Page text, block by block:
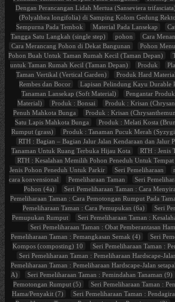
Dengan Perancangan Lidah Mertua (Sanseviera trifasciata)
(Polyalthea longifolia) di Samping Kolom Gedung
Sempurna Pada Tembok
Material Pada Lansekap
Tangga Satu Langkah (single step)
pohon
Cara
Cara Merancang Pohon di Dekat Bangunan
Pohon
Pohon Buah Untuk Taman Rumah Kecil (Taman Depan)
untuk Taman Rumah Kecil (Taman Depan)
Produk
Taman Vertikal (Vertical Garden)
Produk Hard Material
Rembes dan Bocor
Lapisan Pelindung Kayu Durable
Tanaman Lansekap (Soft Material)
Pengantar
Material)
Produk : Bonsai
Produk : Krisan
Penuh Mahkota Bunga
Produk : Krisan
Satu Lapis Mahkota Bunga
Produk : Melati Kosta
Rumput (grass)
Produk : Tanaman Pucuk Merah
RTH : Bagian – Bagian Jalur Jalan Kendaraan dan Jalur
Tanaman Untuk Ruang Terbuka Hijau Kota
RTH : Jenis
RTH : Kesalahan Memilih Pohon Peneduh Untuk
Jenis Pohon Peneduh Untuk Parkir
Seri Pemeliharaan
cara konvensional
Pemeliharaan Taman
Seri
Pohon (4a)
Seri Pemeliharaan Taman : Cara
Pemeliharaan Taman : Cara Pemotongan Rumput Pada
Pemeliharaan Taman : Cara Pemupukan (6a)
Seri
Pemupukan Rumput
Seri Pemeliharaan Taman :
Seri Pemeliharaan Taman : Obat Pemberantasan
Pemeliharaan Taman : Pemangkasan Semak (4)
Seri
Kompos (composting) 10
Seri Pemeliharaan Taman :
Seri Pemeliharaan Taman : Pemeliharaan Hardscape-
Pemeliharaan Taman : Pemeliharaan Hardscape-Jalan
A)
Seri Pemeliharaan Taman : Pemindahan Tanaman (9)
Pemotongan Rumput (5)
Seri Pemeliharaan Taman :
Hama/Penyakit (7)
Seri Pemeliharaan Taman :